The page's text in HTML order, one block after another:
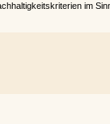
im